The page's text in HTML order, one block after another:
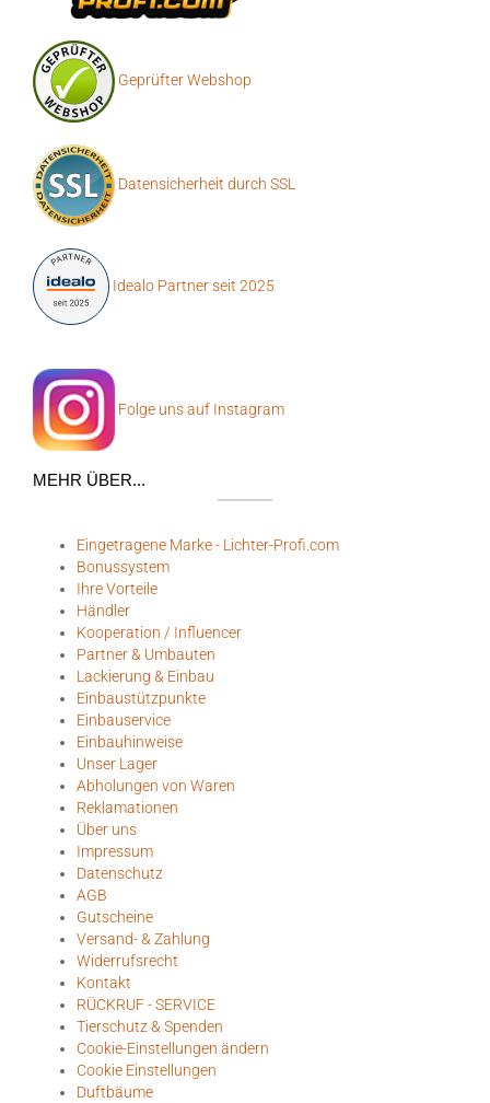
Geprüfter Webshop
Datensicherheit durch SSL
Idealo Partner seit 2025
Folge uns auf Instagram
MEHR ÜBER...
Eingetragene Marke - Lichter-Profi.com
Bonussystem
Ihre Vorteile
Händler
Kooperation / Influencer
Partner & Umbauten
Lackierung & Einbau
Einbaustützpunkte
Einbauservice
Einbauhinweise
Unser Lager
Abholungen von Waren
Reklamationen
Über uns
Impressum
Datenschutz
AGB
Gutscheine
Versand- & Zahlung
Widerrufsrecht
Kontakt
RÜCKRUF - SERVICE
Tierschutz & Spenden
Cookie-Einstellungen ändern
Cookie Einstellungen
Duftbäume